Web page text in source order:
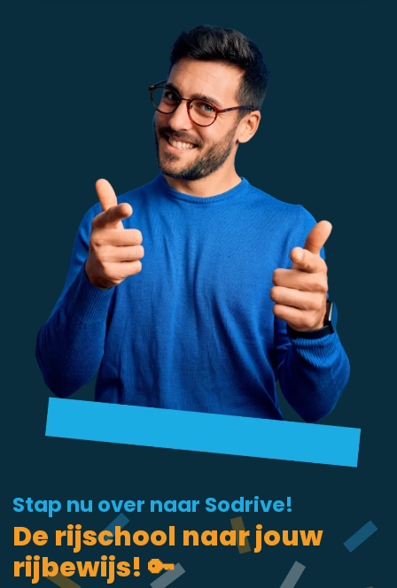
Stap nu over naar Sodrive!
De rijschool naar jouw
rijbewijs! 🔑